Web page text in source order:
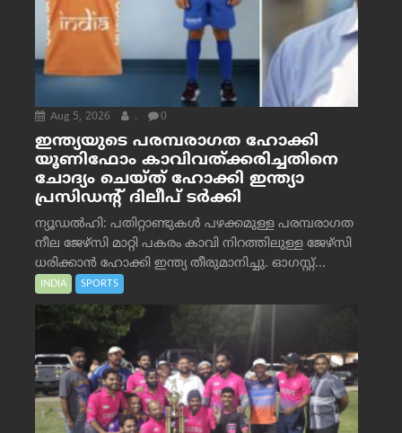
Aug 5, 2026 . 0
ഇന്ത്യയുടെ പരമ്പരാഗത ഹോക്കി
യൂണിഫോം കാവിവത്ക്കരിച്ചതിനെ
ചോദ്യം ചെയ്ത് ഹോക്കി ഇന്ത്യാ
പ്രസിഡന്റ് ദിലീപ് ടര്‍ക്കി
ന്യൂഡൽഹി: പതിറ്റാണ്ടുകൾ പഴക്കമുള്ള പരമ്പരാഗത
നീല ജേഴ്‌സി മാറ്റി പകരം കാവി നിറത്തിലുള്ള ജേഴ്‌സി
ധരിക്കാൻ ഹോക്കി ഇന്ത്യ തീരുമാനിച്ചു. ഓഗസ്റ്റ്...
INDIA SPORTS